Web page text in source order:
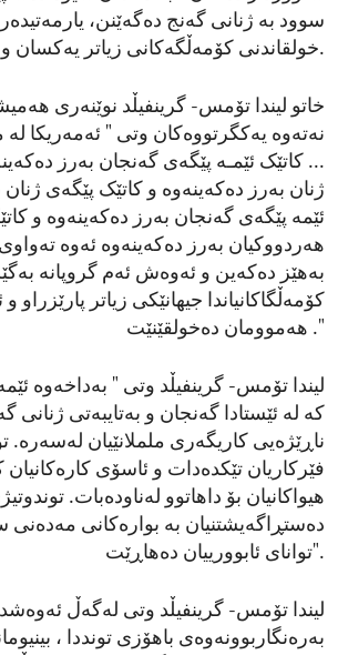
سوود بە ژنانی گەنج دەگەێنن،
خولقاندنی کۆمەڵگەکانی زیاتر یەکسان و سەقامگیر.
خاتو لیندا تۆمس- گرینفیڵد نوێنەری
نەتەوە یەکگرتووەکان وتی " ئەمەریکا لە
... کاتێک ئێمـە پێگەی گەنجان بەرز
ژنان بەرز دەکەینەوە و کاتێک پێگەی
ئێمە پێگەی گەنجان بەرز دەکەینەوە و
هەردووکیان بەرز دەکەینەوە ئەوە
بەهێز دەکەین و ئەوەش ئەم گروپانە
کۆمەڵگاکانیاندا جیهانێکی زیاتر پارێزراو و
هەموومان دەخولقێنێت ."
لیندا تۆمس- گرینفیڵد وتی " بەداخەوە
کە لە ئێستادا گەنجان و بەتایبەتی
ناڕێژەیی کاریگەری ململانێیان لەسەرە.
فێرکاریان تێکدەدات و ئاسۆی کارەکانیان
هیواکانیان بۆ داهاتوو لەناودەبات.
دەستڕاگەیشتنیان بە بوارەکانی مەدەنی
توانای ئابوورییان دەهاڕێت".
لیندا تۆمس- گرینفیڵد وتی لەگەڵ
بەرەنگاربوونەوەی باهۆزی تونددا ،